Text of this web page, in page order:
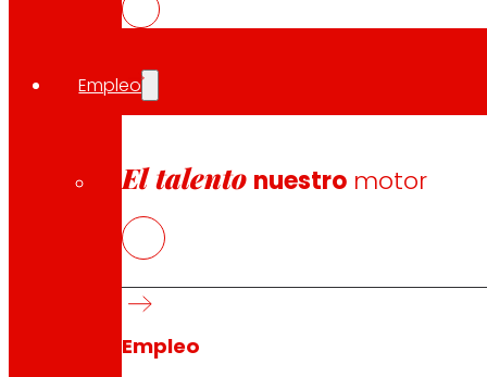
Empleo
El talento nuestro motor
Empleo